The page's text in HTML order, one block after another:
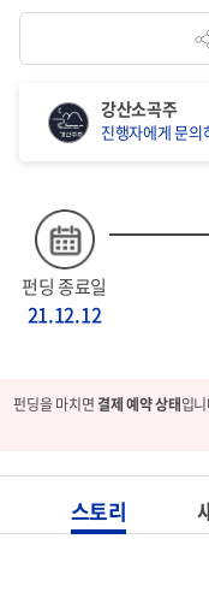
펀딩 종료일
21.12.12
강산소곡주
진행자에게 문의
펀딩을 마치면결제 예약 상태입
스토리